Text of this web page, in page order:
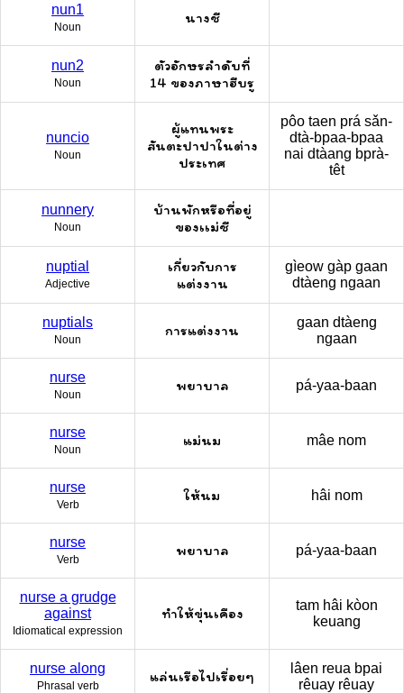
nun1
Noun
นางชี
nun2
Noun
ตัวอักษรลำดับที่
14 ของภาษาฮีบรู
nuncio
Noun
ผู้แทนพระ
สันตะปาปาในต่าง
ประเทศ
pôo taen prá sǎn-
dtà-bpaa-bpaa
nai dtàang bprà-
têt
nunnery
Noun
บ้านพักหรือที่อยู่
ของเเม่ชี
nuptial
Adjective
เกี่ยวกับการ
แต่งงาน
gìeow gàp gaan
dtàeng ngaan
nuptials
Noun
การแต่งงาน
gaan dtàeng
ngaan
nurse
Noun
พยาบาล pá-yaa-baan
nurse
Noun
แม่นม mâe nom
nurse
Verb
ให้นม hâi nom
nurse
Verb
พยาบาล pá-yaa-baan
nurse a grudge
against
Idiomatical expression
ทำให้ขุ่นเคือง
tam hâi kòon
keuang
nurse along
Phrasal verb
แล่นเรือไปเรื่อยๆ
lâen reua bpai
rêuay rêuay